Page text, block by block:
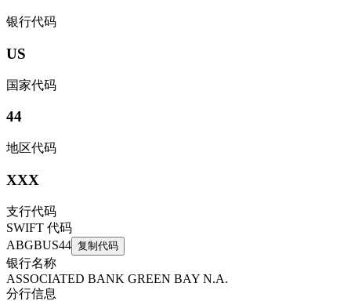
银行代码
US
国家代码
44
地区代码
XXX
支行代码
SWIFT 代码
ABGBUS44 复制代码
银行名称
ASSOCIATED BANK GREEN BAY N.A.
分行信息